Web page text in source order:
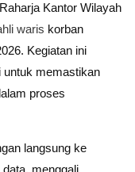
Kantor Wilayah
waris korban
Kegiatan ini
untuk memastikan
proses
langsung ke
menggali